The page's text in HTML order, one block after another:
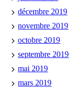
décembre 2019
novembre 2019
octobre 2019
septembre 2019
mai 2019
mars 2019